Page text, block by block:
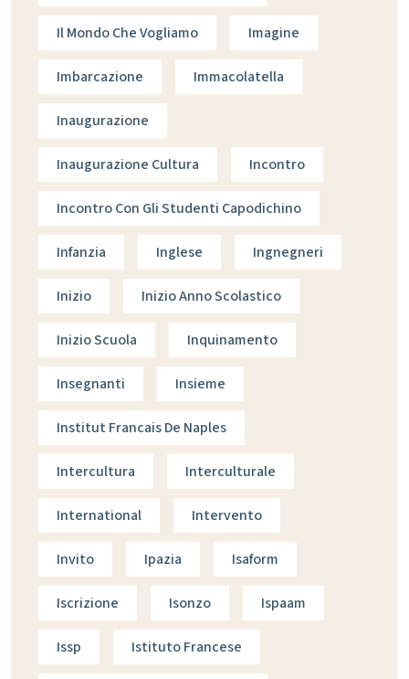
Il Mondo Che Vogliamo Imagine
Imbarcazione Immacolatella
Inaugurazione
Inaugurazione Cultura Incontro
Incontro Con Gli Studenti Capodichino
Infanzia Inglese Ingnegneri
Inizio Inizio Anno Scolastico
Inizio Scuola Inquinamento
Insegnanti Insieme
Institut Francais De Naples
Intercultura Interculturale
International Intervento
Invito Ipazia Isaform
Iscrizione Isonzo Ispaam
Issp Istituto Francese